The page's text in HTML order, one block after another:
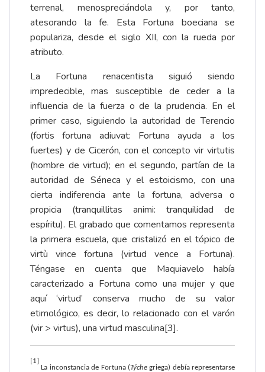
terrenal, menospreciándola y, por tanto,
atesorando la fe. Esta Fortuna boeciana se
populariza, desde el siglo XII, con la rueda por
atributo.
La Fortuna renacentista siguió siendo
impredecible, mas susceptible de ceder a la
influencia de la fuerza o de la prudencia. En el
primer caso, siguiendo la autoridad de Terencio
(fortis fortuna adiuvat: Fortuna ayuda a los
fuertes) y de Cicerón, con el concepto vir virtutis
(hombre de virtud); en el segundo, partían de la
autoridad de Séneca y el estoicismo, con una
cierta indiferencia ante la fortuna, adversa o
propicia (tranquillitas animi: tranquilidad de
espíritu). El grabado que comentamos representa
la primera escuela, que cristalizó en el tópico de
virtù vince fortuna (virtud vence a Fortuna).
Téngase en cuenta que Maquiavelo había
caracterizado a Fortuna como una mujer y que
aquí ‘virtud’ conserva mucho de su valor
etimológico, es decir, lo relacionado con el varón
(vir > virtus), una virtud masculina[3].
[1]
La inconstancia de Fortuna (Týchegriega) debía representarse